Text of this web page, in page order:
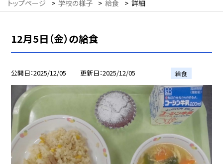
トップページ > 学校の様子 > 給食 > 詳細
12月5日（金）の給食
公開日 2025/12/05 更新日 2025/12/05 給食